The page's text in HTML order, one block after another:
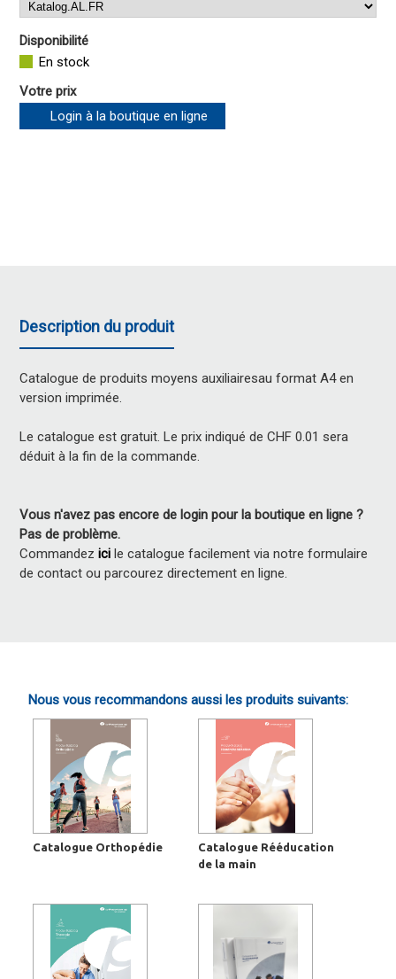
Disponibilité
En stock
Votre prix
Login à la boutique en ligne
Description du produit
Catalogue de produits moyens auxiliairesau format A4 en
version imprimée.
Le catalogue est gratuit. Le prix indiqué de CHF 0.01 sera
déduit à la fin de la commande.
Vous n'avez pas encore de login pour la boutique en ligne ?
Pas de problème.
Commandez ici le catalogue facilement via notre formulaire
de contact ou parcourez directement en ligne.
Nous vous recommandons aussi les produits suivants:
Catalogue Orthopédie
Catalogue Rééducation
de la main